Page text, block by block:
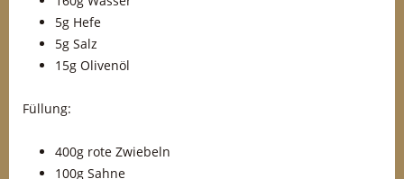
5g Hefe
5g Salz
15g Olivenöl
Füllung:
400g rote Zwiebeln
100g Sahne